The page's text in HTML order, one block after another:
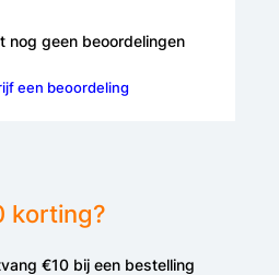
nog geen beoordelingen
een beoordeling
korting?
€10 bij een bestelling